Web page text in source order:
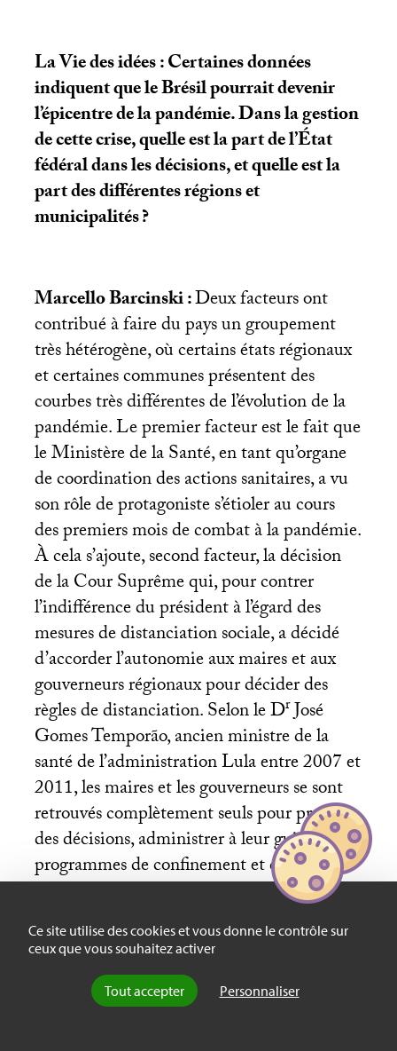
Ce site utilise des cookies et vous donne le contrôle sur
ceux que vous souhaitez activer
Tout accepter Personnaliser
La Vie des idées : Certaines données
indiquent que le Brésil pourrait devenir
l’épicentre de la pandémie. Dans la gestion
de cette crise, quelle est la part de l’État
fédéral dans les décisions, et quelle est la
part des différentes régions et
municipalités?
Marcello Barcinski :Deux facteurs ont
contribué à faire du pays un groupement
très hétérogène, où certains états régionaux
et certaines communes présentent des
courbes très différentes de l’évolution de la
pandémie. Le premier facteur est le fait que
le Ministère de la Santé, en tant qu’organe
de coordination des actions sanitaires, a vu
son rôle de protagoniste s’étioler au cours
des premiers mois de combat à la pandémie.
À cela s’ajoute, second facteur, la décision
de la Cour Suprême qui, pour contrer
l’indifférence du président à l’égard des
mesures de distanciation sociale, a décidé
d’accorder l’autonomie aux maires et aux
gouverneurs régionaux pour décider des
règles de distanciation. Selon le DrJosé
Gomes Temporão, ancien ministre de la
santé de l’administration Lula entre 2007 et
2011, les maires et les gouverneurs se sont
retrouvés complètement seuls pour prendre
des décisions, administrer à leur guise les
programmes de confinement et de
déconfinement progressif. La pandémie a
non seulement fait apparaître nos
vulnérabilités, mais elle a profité pour
s’installer et se propager. Nombreuses sont
les grandes et moyennes villes du pays où